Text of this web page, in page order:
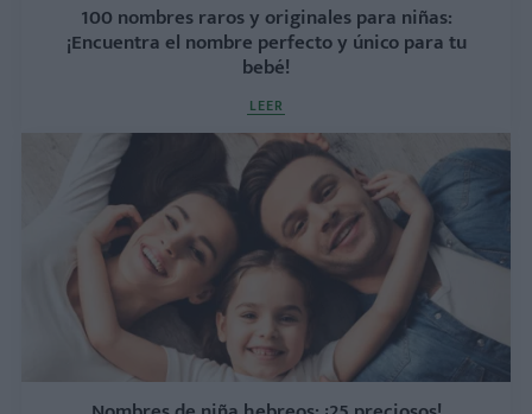
100 nombres raros y originales para niñas:
¡Encuentra el nombre perfecto y único para tu
bebé!
LEER